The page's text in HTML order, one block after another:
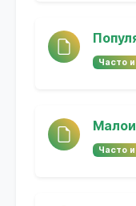
Часто
Часто